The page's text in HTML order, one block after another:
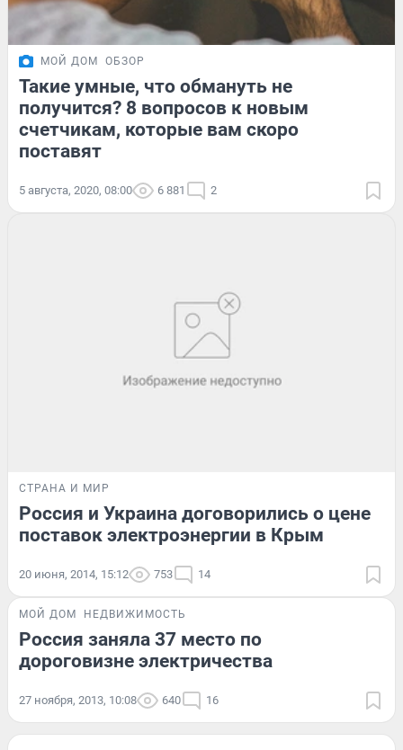
МОЙ ДОМ ОБЗОР
Такие умные, что обмануть не
получится? 8 вопросов к новым
счетчикам, которые вам скоро
поставят
5 августа, 2020, 08:00 6 881 2
СТРАНА И МИР
Россия и Украина договорились о цене
поставок электроэнергии в Крым
20 июня, 2014, 15:12 753 14
МОЙ ДОМ НЕДВИЖИМОСТЬ
Россия заняла 37 место по
дороговизне электричества
27 ноября, 2013, 10:08 640 16